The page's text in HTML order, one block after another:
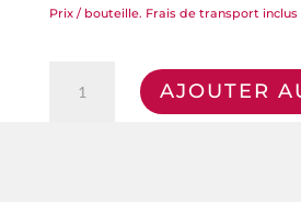
AJOUTER